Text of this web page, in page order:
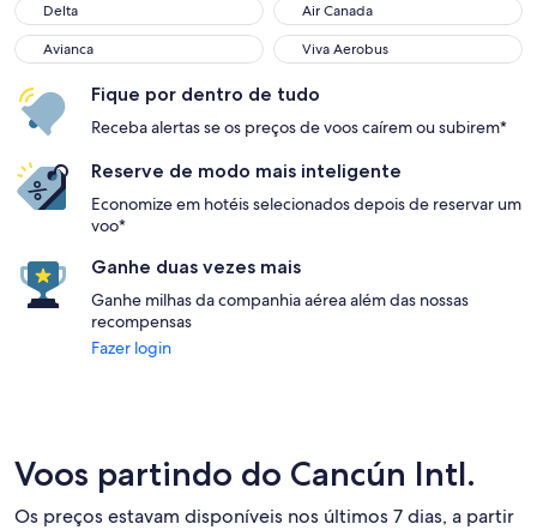
Delta
Air Canada
Avianca
Viva Aerobus
Fique por dentro de tudo
Receba alertas se os preços de voos caírem ou subirem*
Reserve de modo mais inteligente
Economize em hotéis selecionados depois de reservar um
voo*
Ganhe duas vezes mais
Ganhe milhas da companhia aérea além das nossas
recompensas
Fazer login
Voos partindo do Cancún Intl.
Os preços estavam disponíveis nos últimos 7 dias, a partir